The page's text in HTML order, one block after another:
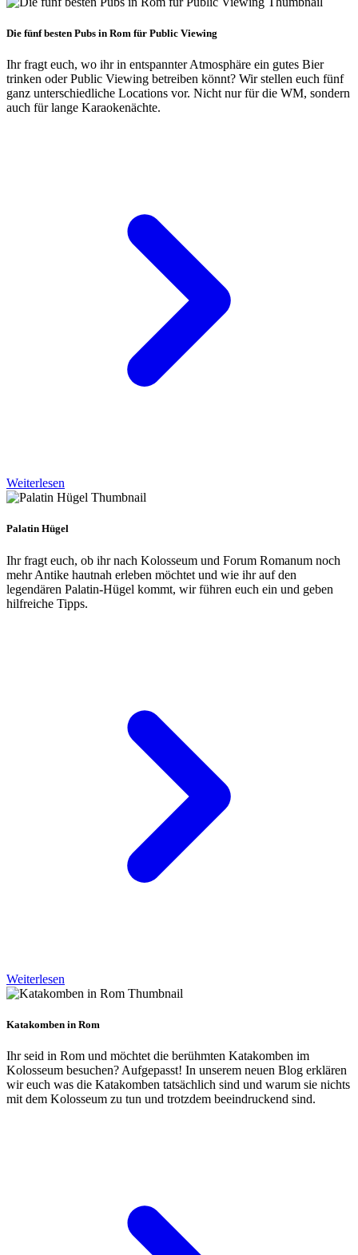
Die fünf besten Pubs in Rom für Public Viewing
Ihr fragt euch, wo ihr in entspannter Atmosphäre ein gutes Bier
trinken oder Public Viewing betreiben könnt? Wir stellen euch fünf
ganz unterschiedliche Locations vor. Nicht nur für die WM, sondern
auch für lange Karaokenächte.
Weiterlesen
Palatin Hügel
Ihr fragt euch, ob ihr nach Kolosseum und Forum Romanum noch
mehr Antike hautnah erleben möchtet und wie ihr auf den
legendären Palatin-Hügel kommt, wir führen euch ein und geben
hilfreiche Tipps.
Weiterlesen
Katakomben in Rom
Ihr seid in Rom und möchtet die berühmten Katakomben im
Kolosseum besuchen? Aufgepasst! In unserem neuen Blog erklären
wir euch was die Katakomben tatsächlich sind und warum sie nichts
mit dem Kolosseum zu tun und trotzdem beeindruckend sind.